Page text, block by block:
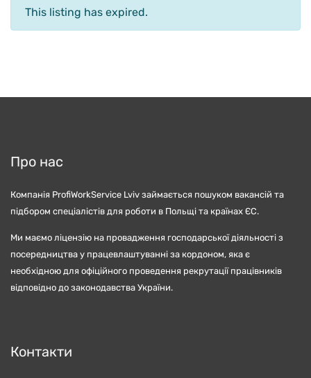
This listing has expired.
Про нас
Компанія ProfiWorkService Lviv займається пошуком вакансій та
підбором спеціалістів для роботи в Польщі та країнах ЄС.
Ми маємо ліцензію на провадження господарської діяльності з
посередництва у працевлаштуванні за кордоном, яка є
необхідною для офіційного проведення рекрутації працівників
відповідно до законодавства України.
Контакти